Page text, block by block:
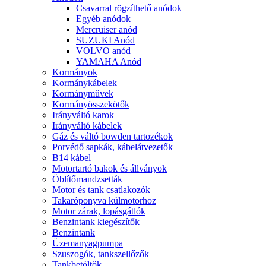
Csavarral rögzíthető anódok
Egyéb anódok
Mercruiser anód
SUZUKI Anód
VOLVO anód
YAMAHA Anód
Kormányok
Kormánykábelek
Kormányművek
Kormányösszekötők
Irányváltó karok
Irányváltó kábelek
Gáz és váltó bowden tartozékok
Porvédő sapkák, kábelátvezetők
B14 kábel
Motortartó bakok és állványok
Öblítőmandzsetták
Motor és tank csatlakozók
Takaróponyva külmotorhoz
Motor zárak, lopásgátlók
Benzintank kiegészítők
Benzintank
Üzemanyagpumpa
Szuszogók, tankszellőzők